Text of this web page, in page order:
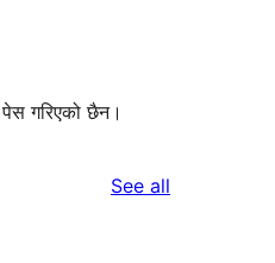
गरिएको छैन।
See all